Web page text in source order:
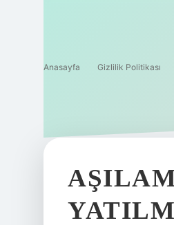
Anasayfa Gizlilik Politikası